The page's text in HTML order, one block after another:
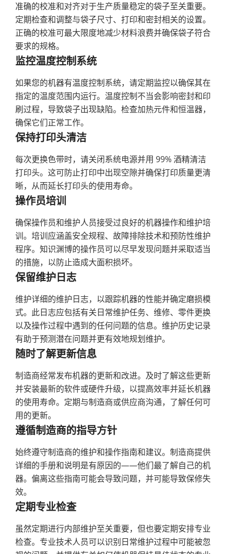
准确的校准和对齐对于生产质量稳定的袋子至关重要。
定期检查和调整与袋子尺寸、打印和密封相关的设置。
正确的校准可最大限度地减少材料浪费并确保袋子符合
要求的规格。
监控温度控制系统
如果您的机器有温度控制系统，请定期监控以确保其在
指定的温度范围内运行。温度控制不当会影响密封和印
刷过程，导致袋子出现缺陷。检查加热元件和恒温器，
确保它们正常工作。
保持打印头清洁
每次更换色带时，请关闭系统电源并用 99% 酒精清洁
打印头。这可防止打印中出现空隙并确保打印质量更清
晰，从而延长打印头的使用寿命。
操作员培训
确保操作员和维护人员接受过良好的机器操作和维护培
训。培训应涵盖安全规程、故障排除技术和预防性维护
程序。知识渊博的操作员可以尽早发现问题并采取适当
的措施，以防止造成大面积损坏。
保留维护日志
维护详细的维护日志，以跟踪机器的性能并确定磨损模
式。此日志应包括有关日常维护任务、维修、零件更换
以及操作过程中遇到的任何问题的信息。维护历史记录
有助于预测潜在问题并更有效地规划维护。
随时了解更新信息
制造商经常发布机器的更新和改进。及时了解这些更新
并安装最新的软件或硬件升级，以提高效率并延长机器
的使用寿命。定期与制造商或供应商沟通，了解任何可
用的更新。
遵循制造商的指导方针
始终遵守制造商的维护和操作指南和建议。制造商提供
详细的手册和说明是有原因的——他们最了解自己的机
器。偏离这些指南可能会导致问题，并可能导致保修失
效。
定期专业检查
虽然定期进行内部维护至关重要，但也要定期安排专业
检查。专业技术人员可以识别日常维护过程中可能被忽